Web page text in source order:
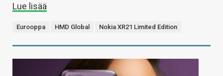
Lue lisää
Eurooppa HMD Global Nokia XR21 Limited Edition